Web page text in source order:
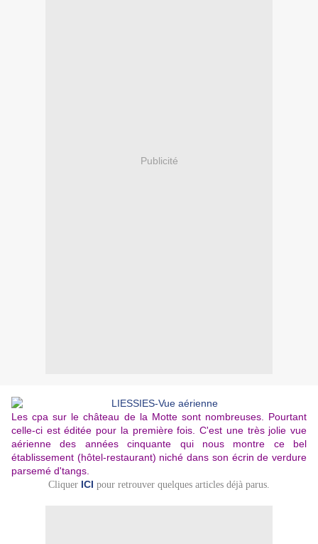
Publicité
Les cpa sur le château de la Motte sont nombreuses. Pourtant
celle-ci est éditée pour la première fois. C'est une très jolie vue
aérienne des années cinquante qui nous montre ce bel
établissement (hôtel-restaurant) niché dans son écrin de verdure
parsemé d'tangs.
Cliquer ICI pour retrouver quelques articles déjà parus.